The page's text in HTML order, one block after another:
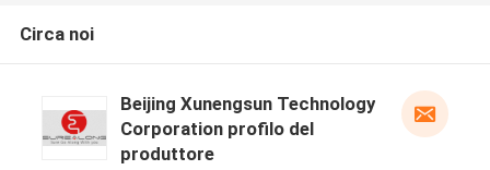
Circa noi
Beijing Xunengsun Technology
Corporation profilo del
produttore